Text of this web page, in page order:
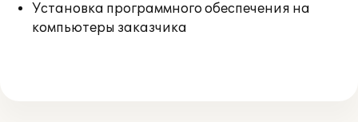
Установка программного обеспечения на
компьютеры заказчика